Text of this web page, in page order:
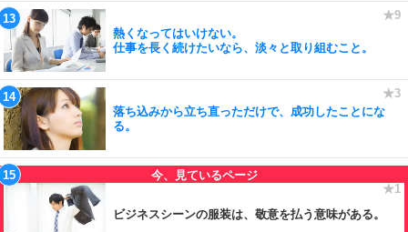
熱くなってはいけない。
仕事を長く続けたいなら、淡々と取り組むこと。
落ち込みから立ち直っただけで、成功したことにな
る。
ビジネスシーンの服装は、敬意を払う意味がある。